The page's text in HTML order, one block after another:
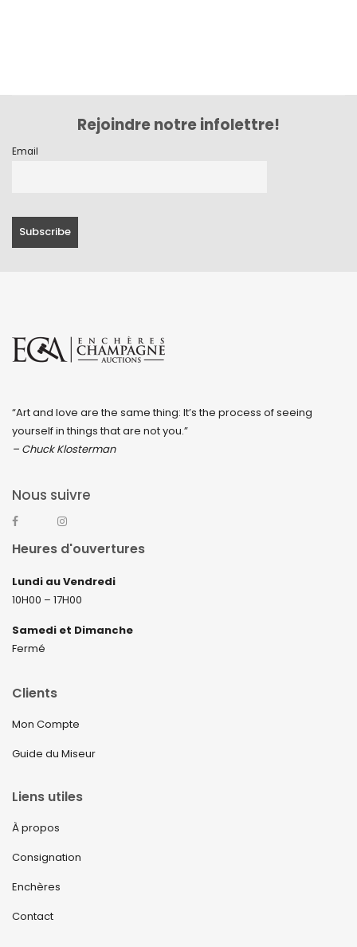
Rejoindre notre infolettre!
Email
“Art and love are the same thing: It’s the process of seeing
yourself in things that are not you.”
– Chuck Klosterman
Nous suivre
Heures d'ouvertures
Lundi au Vendredi
10H00 – 17H00
Samedi et Dimanche
Fermé
Clients
Mon Compte
Guide du Miseur
Liens utiles
À propos
Consignation
Enchères
Contact